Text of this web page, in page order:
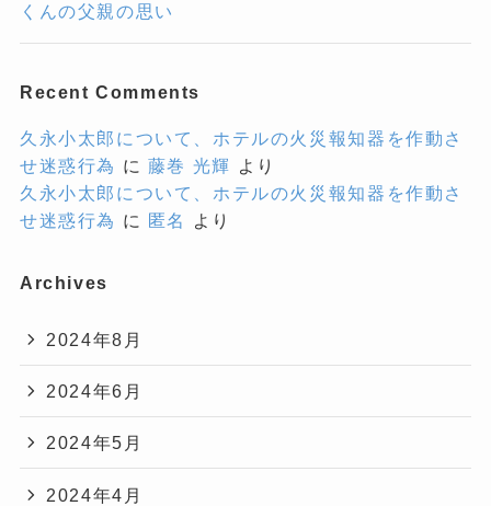
くんの父親の思い
Recent Comments
久永小太郎について、ホテルの火災報知器を作動さ
せ迷惑行為 に 藤巻 光輝
より
久永小太郎について、ホテルの火災報知器を作動さ
せ迷惑行為 に 匿名 より
Archives
2024年8月
2024年6月
2024年5月
2024年4月